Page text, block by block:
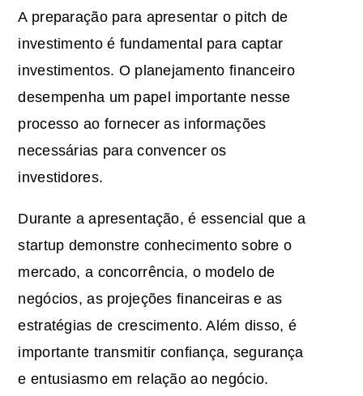
A preparação para apresentar o pitch de
investimento é fundamental para captar
investimentos. O planejamento financeiro
desempenha um papel importante nesse
processo ao fornecer as informações
necessárias para convencer os
investidores.
Durante a apresentação, é essencial que a
startup demonstre conhecimento sobre o
mercado, a concorrência, o modelo de
negócios, as projeções financeiras e as
estratégias de crescimento. Além disso, é
importante transmitir confiança, segurança
e entusiasmo em relação ao negócio.